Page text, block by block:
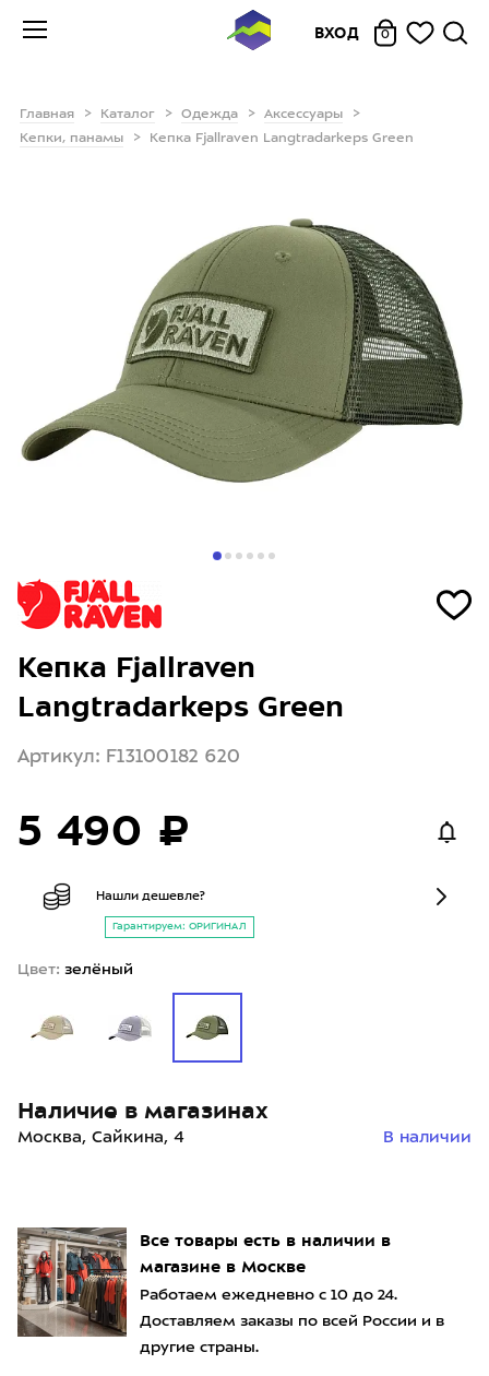
ВХОД 0
Главная Каталог Одежда
Аксессуары
Кепки, панамы
Кепка Fjallraven Langtradarkeps Green
Все товары есть в наличии в
магазине в Москве
Работаем ежедневно с 10 до 24.
Доставляем заказы по всей России и в
другие страны.
Кепка Fjallraven
Langtradarkeps Green
Артикул: F13100182 620
5 490 ₽
Нашли дешевле?
Гарантируем: ОРИГИНАЛ
Цвет: зелёный
Наличие в магазинах
Москва, Сайкина, 4 В наличии